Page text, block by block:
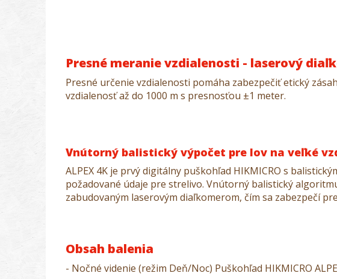
Presné meranie vzdialenosti - laserový
Presné určenie vzdialenosti pomáha zabezpečiť etický
vzdialenosť až do 1000 m s presnosťou ±1 meter.
Vnútorný balistický výpočet pre lov na veľké
ALPEX 4K je prvý digitálny puškohľad HIKMICRO s
požadované údaje pre strelivo. Vnútorný balistický
zabudovaným laserovým diaľkomerom, čím sa zabezpečí
Obsah balenia
- Nočné videnie (režim Deň/Noc) Puškohľad HIKMICRO